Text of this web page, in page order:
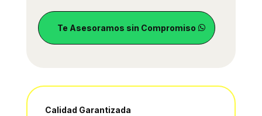
Te Asesoramos sin Compromiso
Calidad Garantizada